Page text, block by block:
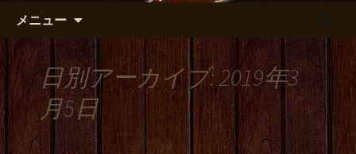
メニュー
日別アーカイブ: 2019年3
月5日